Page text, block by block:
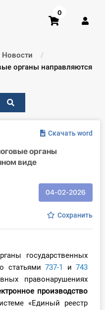
0
Новости
органы направляются
Скачать word
органы
виде
04-02-2026
Сохранить
государственных
статьями737-1 и743
правонарушениях
производство
«Единый реестр